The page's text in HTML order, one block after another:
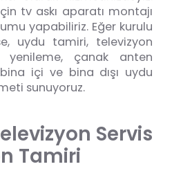
tv askı aparatı montajı
yapabiliriz. Eğer kurulu
uydu tamiri, televizyon
çanak anten
içi ve bina dışı uydu
sunuyoruz.
elevizyon Servis
n Tamiri